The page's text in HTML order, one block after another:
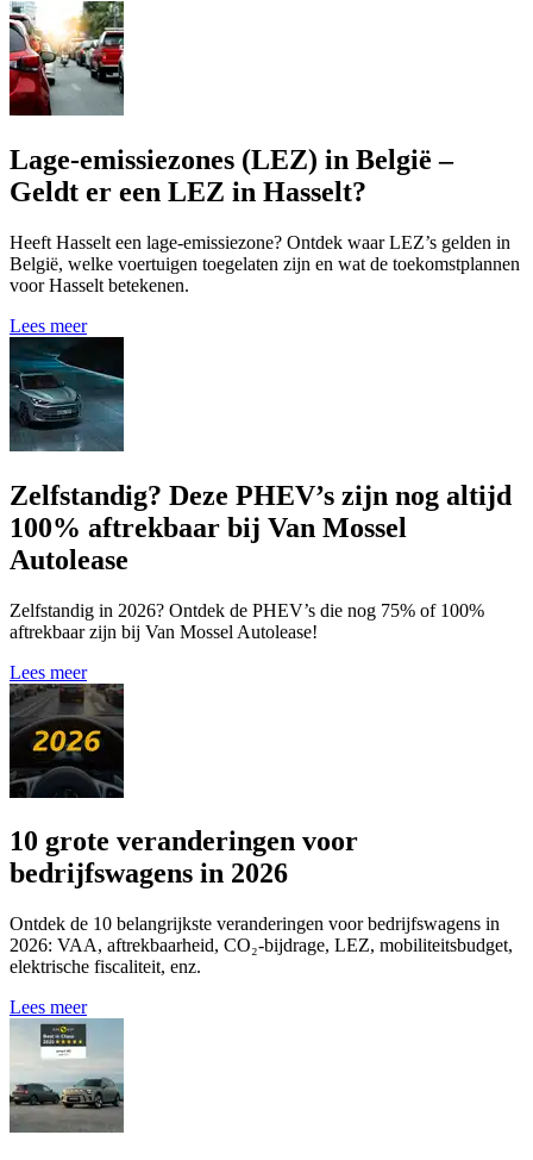
Lage-emissiezones (LEZ) in België –
Geldt er een LEZ in Hasselt?
Heeft Hasselt een lage-emissiezone? Ontdek waar LEZ’s gelden in
België, welke voertuigen toegelaten zijn en wat de toekomstplannen
voor Hasselt betekenen.
Lees meer
Zelfstandig? Deze PHEV’s zijn nog altijd
100% aftrekbaar bij Van Mossel
Autolease
Zelfstandig in 2026? Ontdek de PHEV’s die nog 75% of 100%
aftrekbaar zijn bij Van Mossel Autolease!
Lees meer
10 grote veranderingen voor
bedrijfswagens in 2026
Ontdek de 10 belangrijkste veranderingen voor bedrijfswagens in
2026: VAA, aftrekbaarheid, CO₂-bijdrage, LEZ, mobiliteitsbudget,
elektrische fiscaliteit, enz.
Lees meer